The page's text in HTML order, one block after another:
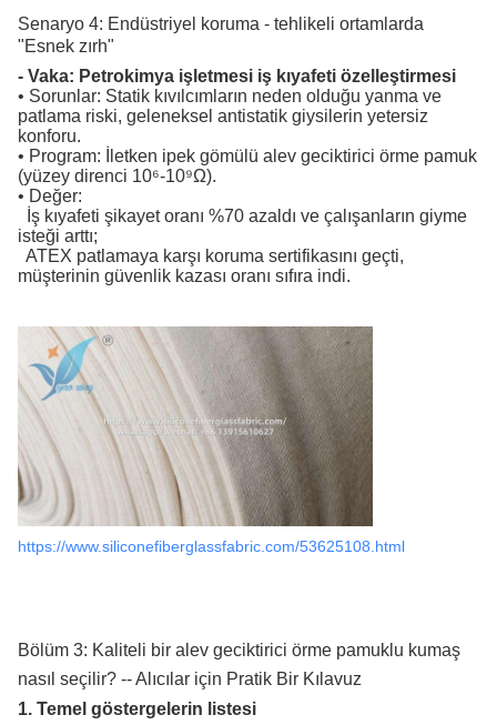
Senaryo 4: Endüstriyel koruma - tehlikeli ortamlarda
"Esnek zırh"
- Vaka: Petrokimya işletmesi iş kıyafeti özelleştirmesi
• Sorunlar: Statik kıvılcımların neden olduğu yanma ve
patlama riski, geleneksel antistatik giysilerin yetersiz
konforu.
• Program: İletken ipek gömülü alev geciktirici örme pamuk
(yüzey direnci 10⁶-10⁹Ω).
• Değer:
İş kıyafeti şikayet oranı %70 azaldı ve çalışanların giyme
isteği arttı;
ATEX patlamaya karşı koruma sertifikasını geçti,
müşterinin güvenlik kazası oranı sıfıra indi.
https://www.siliconefiberglassfabric.com/53625108.html
Bölüm 3: Kaliteli bir alev geciktirici örme pamuklu kumaş
nasıl seçilir? -- Alıcılar için Pratik Bir Kılavuz
1. Temel göstergelerin listesi